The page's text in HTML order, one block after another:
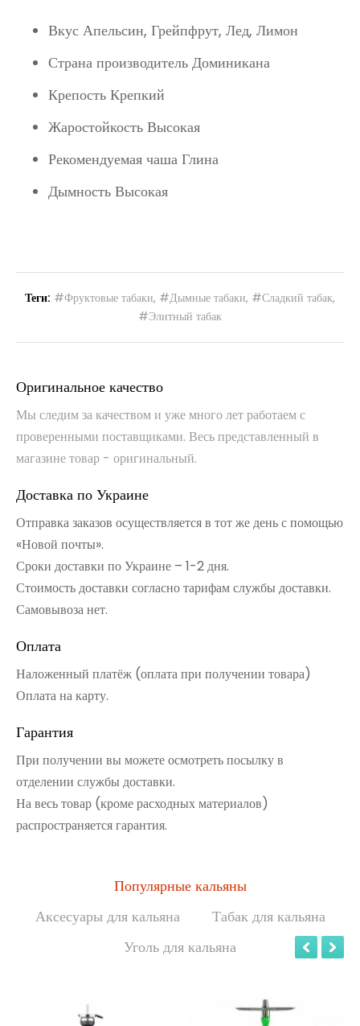
Вкус Апельсин, Грейпфрут, Лед, Лимон
Страна производитель Доминикана
Крепость Крепкий
Жаростойкость Высокая
Рекомендуемая чаша Глина
Дымность Высокая
Теги: #Фруктовые табаки, #Дымные табаки, #Сладкий табак,
#Элитный табак
Оригинальное качество
Мы следим за качеством и уже много лет работаем с
проверенными поставщиками. Весь представленный в
магазине товар - оригинальный.
Доставка по Украине
Отправка заказов осуществляется в тот же день с помощью
«Новой почты».
Сроки доставки по Украине – 1-2 дня.
Стоимость доставки согласно тарифам службы доставки.
Самовывоза нет.
Оплата
Наложенный платёж (оплата при получении товара)
Оплата на карту.
Гарантия
При получении вы можете осмотреть посылку в
отделении службы доставки.
На весь товар (кроме расходных материалов)
распространяется гарантия.
Популярные кальяны
Аксесуары для кальяна
Табак для кальяна
Уголь для кальяна